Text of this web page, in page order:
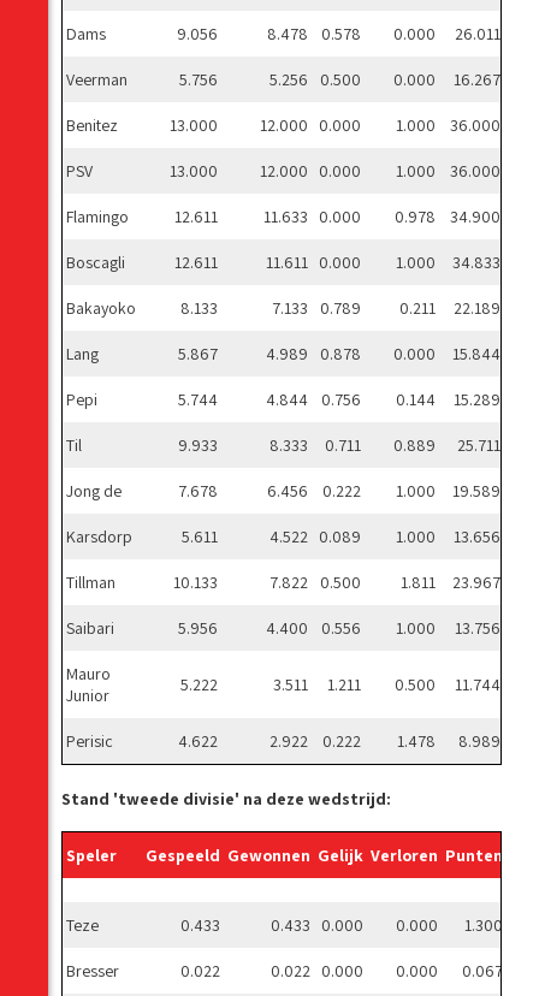
Dams 9.056 8.478 0.578 0.000 26.011
Veerman 5.756 5.256 0.500 0.000 16.267
Benitez 13.000 12.000 0.000 1.000 36.000
PSV 13.000 12.000 0.000 1.000 36.000
Flamingo 12.611 11.633 0.000 0.978 34.900
Boscagli 12.611 11.611 0.000 1.000 34.833
Bakayoko 8.133 7.133 0.789 0.211 22.189
Lang 5.867 4.989 0.878 0.000 15.844
Pepi 5.744 4.844 0.756 0.144 15.289
Til 9.933 8.333 0.711 0.889 25.711
Jong de 7.678 6.456 0.222 1.000 19.589
Karsdorp 5.611 4.522 0.089 1.000 13.656
Tillman 10.133 7.822 0.500 1.811 23.967
Saibari 5.956 4.400 0.556 1.000 13.756
Mauro
Junior
5.222 3.511 1.211 0.500 11.744
Perisic 4.622 2.922 0.222 1.478 8.989
Stand 'tweede divisie' na deze wedstrijd:
Speler Gespeeld Gewonnen Gelijk Verloren Punten
Teze 0.433 0.433 0.000 0.000 1.300
Bresser 0.022 0.022 0.000 0.000 0.067